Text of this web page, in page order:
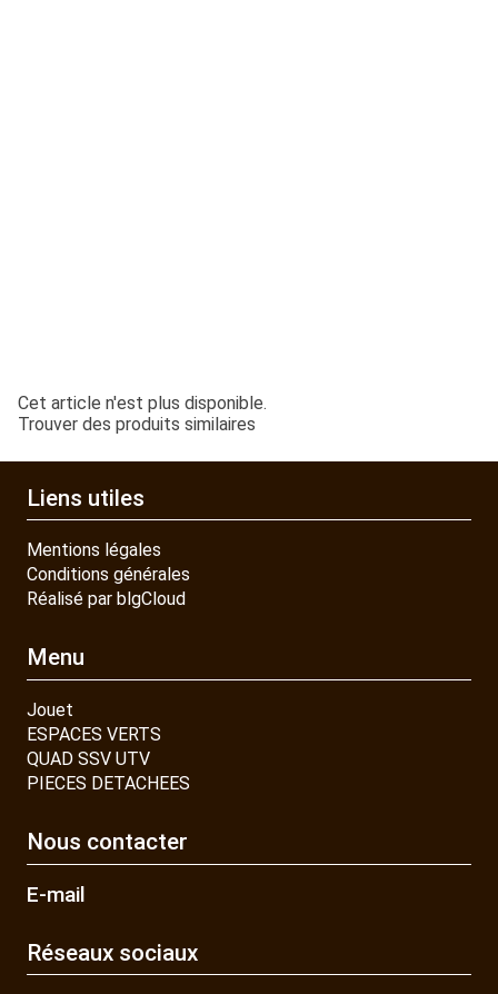
Cet article n'est plus disponible.
Trouver des produits similaires
Liens utiles
Mentions légales
Conditions générales
Réalisé par blgCloud
Menu
Jouet
ESPACES VERTS
QUAD SSV UTV
PIECES DETACHEES
Nous contacter
E-mail
Réseaux sociaux